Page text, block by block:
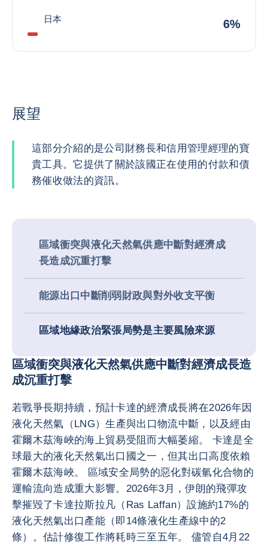
日本 6%
展望
這部分介紹的是公司財務長和信用管理經理的寶
貴工具。它提供了關於該國正在使用的付款和債
務催收做法的資訊。
區域衝突與液化天然氣供應中斷對經濟成
長造成沉重打擊
能源出口中斷削弱財政與對外收支平衡
區域地緣政治緊張局勢是主要風險來源
區域衝突與液化天然氣供應中斷對經濟成長造
成沉重打擊
若戰爭長期持續，預計卡達的經濟成長將在2026年因
液化天然氣（LNG）生產與出口物流中斷，以及經由
霍爾木茲海峽的海上貿易受阻而大幅萎縮。 卡達是全
球最大的液化天然氣出口國之一，但其出口高度依賴
霍爾木茲海峽。 區域安全局勢的惡化對碳氫化合物的
運輸流向造成重大影響。2026年3月，伊朗的飛彈攻
擊摧毀了卡達拉斯拉凡（Ras Laffan）設施約17%的
液化天然氣出口產能（即14條液化生產線中的2
條）。估計修復工作將耗時三至五年。 儘管自4月22